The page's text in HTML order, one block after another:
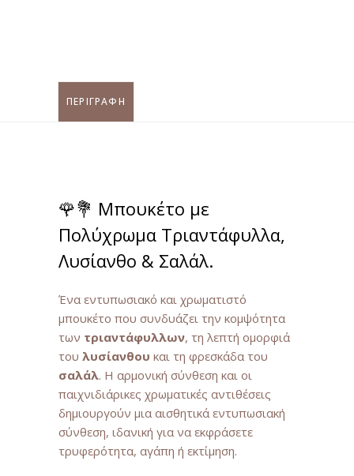
Colorful
Roses,
Lisianthus
Salal
quantity
ΠΕΡΙΓΡΑΦΉ
🌹💐 Μπουκέτο με
Πολύχρωμα Τριαντάφυλλα,
Λυσίανθο & Σαλάλ.
Ένα εντυπωσιακό και χρωματιστό
μπουκέτο που συνδυάζει την κομψότητα
των τριαντάφυλλων, τη λεπτή ομορφιά
του λυσίανθου και τη φρεσκάδα του
σαλάλ. Η αρμονική σύνθεση και οι
παιχνιδιάρικες χρωματικές αντιθέσεις
δημιουργούν μια αισθητικά εντυπωσιακή
σύνθεση, ιδανική για να εκφράσετε
τρυφερότητα, αγάπη ή εκτίμηση.